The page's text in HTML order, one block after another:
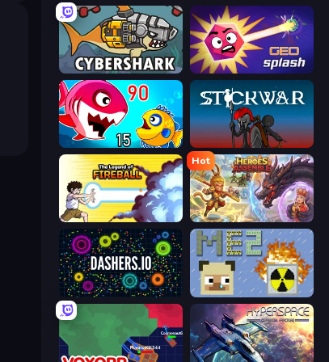
CyberShark GEOsplash
Fish Eat Getting Big Stick War
Legend Of Fireball
Hot
Heroes Assemble
Dashers.io MineEnergy2